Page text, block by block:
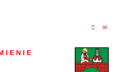
I E N I E